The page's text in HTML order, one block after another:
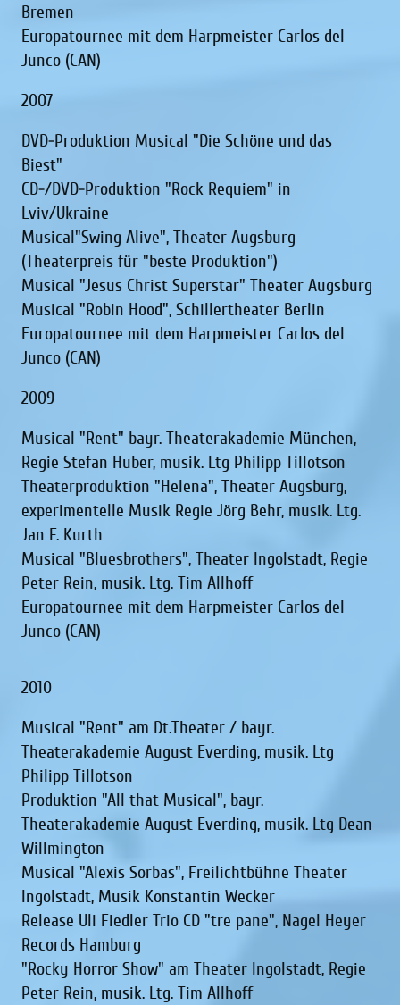
Bremen
Europatournee mit dem Harpmeister Carlos del
Junco (CAN)
2007
DVD-Produktion Musical "Die Schöne und das
Biest"
CD-/DVD-Produktion "Rock Requiem" in
Lviv/Ukraine
Musical"Swing Alive", Theater Augsburg
(Theaterpreis für "beste Produktion")
Musical "Jesus Christ Superstar" Theater Augsburg
Musical "Robin Hood", Schillertheater Berlin
Europatournee mit dem Harpmeister Carlos del
Junco (CAN)
2009
Musical "Rent" bayr. Theaterakademie München,
Regie Stefan Huber, musik. Ltg Philipp Tillotson
Theaterproduktion "Helena", Theater Augsburg,
experimentelle Musik Regie Jörg Behr, musik. Ltg.
Jan F. Kurth
Musical "Bluesbrothers", Theater Ingolstadt, Regie
Peter Rein, musik. Ltg. Tim Allhoff
Europatournee mit dem Harpmeister Carlos del
Junco (CAN)
2010
Musical "Rent" am Dt.Theater / bayr.
Theaterakademie August Everding, musik. Ltg
Philipp Tillotson
Produktion "All that Musical", bayr.
Theaterakademie August Everding, musik. Ltg Dean
Willmington
Musical "Alexis Sorbas", Freilichtbühne Theater
Ingolstadt, Musik Konstantin Wecker
Release Uli Fiedler Trio CD "tre pane", Nagel Heyer
Records Hamburg
"Rocky Horror Show" am Theater Ingolstadt, Regie
Peter Rein, musik. Ltg. Tim Allhoff